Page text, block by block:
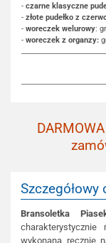
- czarne klasyczne
- złote pudełko z
- woreczek welurowy:
- woreczek z organzy:
Bransoletka
wykonana ręcznie